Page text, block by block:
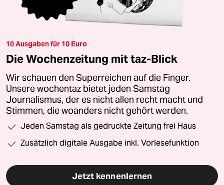
10 Ausgaben für 10 Euro
Die Wochenzeitung mit taz-Blick
Wir schauen den Superreichen auf die Finger.
Unsere wochentaz bietet jeden Samstag
Journalismus, der es nicht allen recht macht und
Stimmen, die woanders nicht gehört werden.
Jeden Samstag als gedruckte Zeitung frei Haus
Zusätzlich digitale Ausgabe inkl. Vorlesefunktion
Jetzt kennenlernen